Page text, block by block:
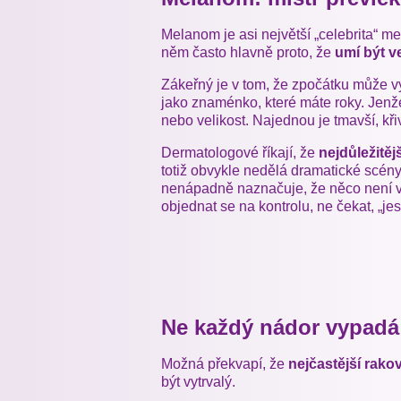
Melanom je asi největší „celebrita“
něm často hlavně proto, že umí být
Zákeřný je v tom, že zpočátku může
jako znaménko, které máte roky.
nebo velikost. Najednou je tmavší,
Dermatologové říkají, že
totiž obvykle nedělá dramatické
nenápadně naznačuje, že něco není
objednat se na kontrolu, ne čekat,
Ne každý nádor
Možná překvapí, že nejčastější
být vytrvalý.